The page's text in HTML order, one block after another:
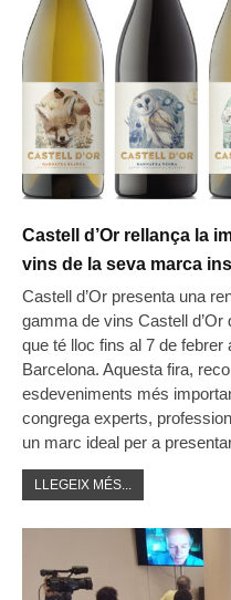
Castell d’Or rellança la
vins de la seva marca
Castell d’Or presenta una
gamma de vins Castell
que té lloc fins al 7 de febrer
Barcelona. Aquesta fira,
esdeveniments més
congrega experts,
un marc ideal per a
LLEGEIX MÉS...